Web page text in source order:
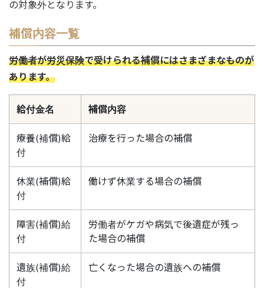
の対象外となります。
補償内容一覧
労働者が労災保険で受けられる補償にはさまざまなものが
あります。
給付金名 補償内容
療養(補償)給
付
治療を行った場合の補償
休業(補償)給
付
働けず休業する場合の補償
障害(補償)給
付
労働者がケガや病気で後遺症が残っ
た場合の補償
遺族(補償)給
付
亡くなった場合の遺族への補償